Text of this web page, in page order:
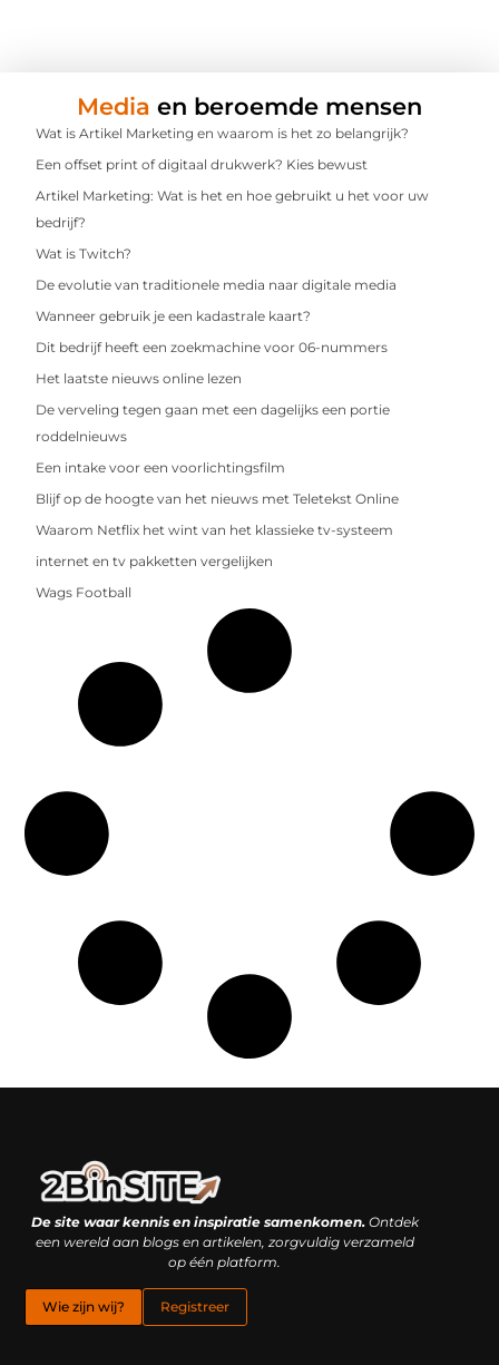
Media en beroemde mensen
Wat is Artikel Marketing en waarom is het zo belangrijk?
Een offset print of digitaal drukwerk? Kies bewust
Artikel Marketing: Wat is het en hoe gebruikt u het voor uw
bedrijf?
Wat is Twitch?
De evolutie van traditionele media naar digitale media
Wanneer gebruik je een kadastrale kaart?
Dit bedrijf heeft een zoekmachine voor 06-nummers
Het laatste nieuws online lezen
De verveling tegen gaan met een dagelijks een portie
roddelnieuws
Een intake voor een voorlichtingsfilm
Blijf op de hoogte van het nieuws met Teletekst Online
Waarom Netflix het wint van het klassieke tv-systeem
internet en tv pakketten vergelijken
Wags Football
De site waar kennis en inspiratie samenkomen.Ontdek
een wereld aan blogs en artikelen, zorgvuldig verzameld
op één platform.
Wie zijn wij? Registreer